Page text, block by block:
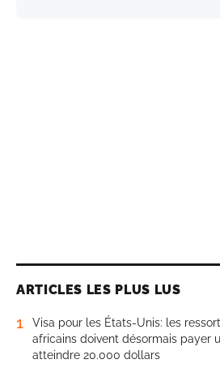
ARTICLES LES PLUS LUS
1
Visa pour les États-Unis: les
africains doivent désormais payer
atteindre 20.000 dollars